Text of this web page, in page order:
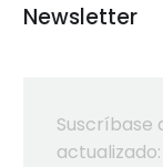
Newsletter
Suscríbase
actualizado: